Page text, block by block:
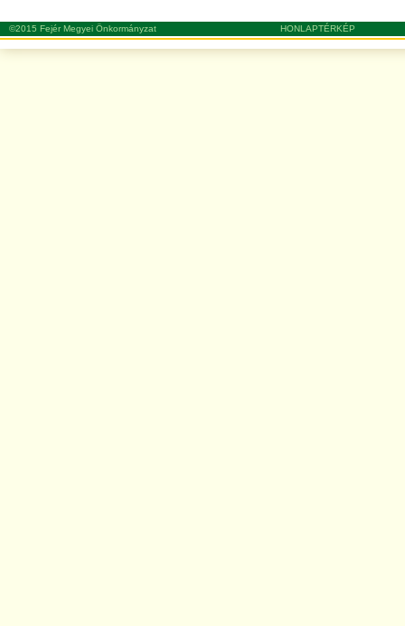
©2015 Fejér Megyei Önkormányzat HONLAPTÉRKÉP